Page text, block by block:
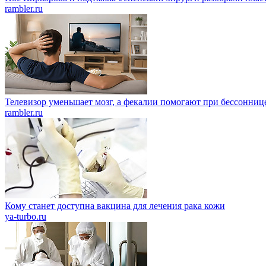
rambler.ru
Телевизор уменьшает мозг, а фекалии помогают при
rambler.ru
Кому станет доступна вакцина для лечения рака кожи
ya-turbo.ru